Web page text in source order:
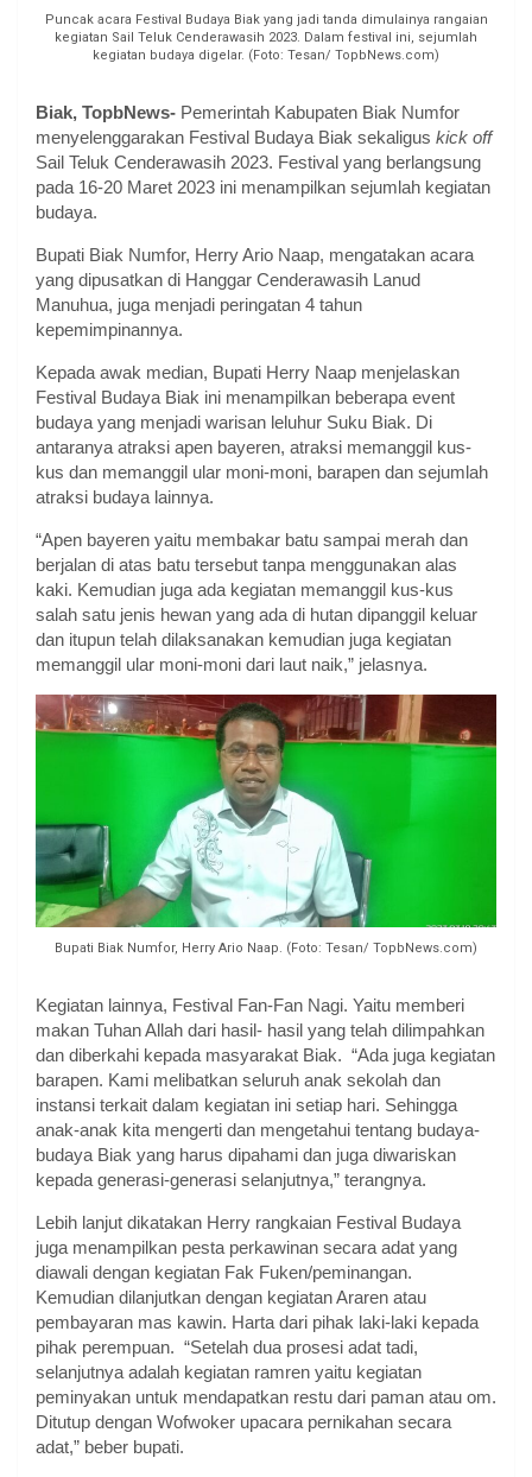
Puncak acara Festival Budaya Biak yang jadi tanda dimulainya rangaian
kegiatan Sail Teluk Cenderawasih 2023. Dalam festival ini, sejumlah
kegiatan budaya digelar. (Foto: Tesan/ TopbNews.com)
Biak, TopbNews- Pemerintah Kabupaten Biak Numfor
menyelenggarakan Festival Budaya Biak sekaligus kick off
Sail Teluk Cenderawasih 2023. Festival yang berlangsung
pada 16-20 Maret 2023 ini menampilkan sejumlah kegiatan
budaya.
Bupati Biak Numfor, Herry Ario Naap, mengatakan acara
yang dipusatkan di Hanggar Cenderawasih Lanud
Manuhua, juga menjadi peringatan 4 tahun
kepemimpinannya.
Kepada awak median, Bupati Herry Naap menjelaskan
Festival Budaya Biak ini menampilkan beberapa event
budaya yang menjadi warisan leluhur Suku Biak. Di
antaranya atraksi apen bayeren, atraksi memanggil kus-
kus dan memanggil ular moni-moni, barapen dan sejumlah
atraksi budaya lainnya.
“Apen bayeren yaitu membakar batu sampai merah dan
berjalan di atas batu tersebut tanpa menggunakan alas
kaki. Kemudian juga ada kegiatan memanggil kus-kus
salah satu jenis hewan yang ada di hutan dipanggil keluar
dan itupun telah dilaksanakan kemudian juga kegiatan
memanggil ular moni-moni dari laut naik,” jelasnya.
Bupati Biak Numfor, Herry Ario Naap. (Foto: Tesan/ TopbNews.com)
Kegiatan lainnya, Festival Fan-Fan Nagi. Yaitu memberi
makan Tuhan Allah dari hasil- hasil yang telah dilimpahkan
dan diberkahi kepada masyarakat Biak. “Ada juga kegiatan
barapen. Kami melibatkan seluruh anak sekolah dan
instansi terkait dalam kegiatan ini setiap hari. Sehingga
anak-anak kita mengerti dan mengetahui tentang budaya-
budaya Biak yang harus dipahami dan juga diwariskan
kepada generasi-generasi selanjutnya,” terangnya.
Lebih lanjut dikatakan Herry rangkaian Festival Budaya
juga menampilkan pesta perkawinan secara adat yang
diawali dengan kegiatan Fak Fuken/peminangan.
Kemudian dilanjutkan dengan kegiatan Araren atau
pembayaran mas kawin. Harta dari pihak laki-laki kepada
pihak perempuan. “Setelah dua prosesi adat tadi,
selanjutnya adalah kegiatan ramren yaitu kegiatan
peminyakan untuk mendapatkan restu dari paman atau om.
Ditutup dengan Wofwoker upacara pernikahan secara
adat,” beber bupati.